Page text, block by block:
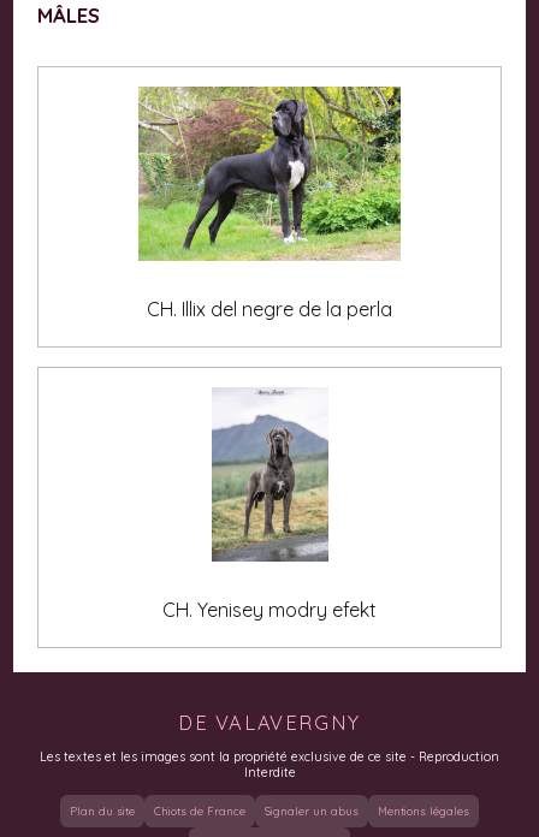
MÂLES
CH. Illix del negre de la perla
CH. Yenisey modry efekt
DE VALAVERGNY
Les textes et les images sont la propriété exclusive de ce site - Reproduction
Interdite
Plan du site Chiots de France Signaler un abus Mentions légales